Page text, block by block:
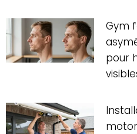
Gym
pour